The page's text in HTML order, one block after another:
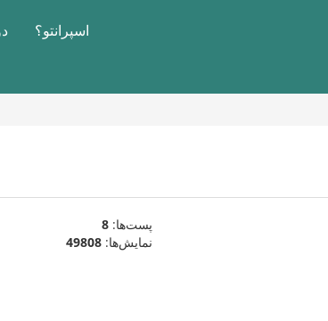
اسپرانتو؟
پست‌ها: 8
نمایش‌ها: 49808